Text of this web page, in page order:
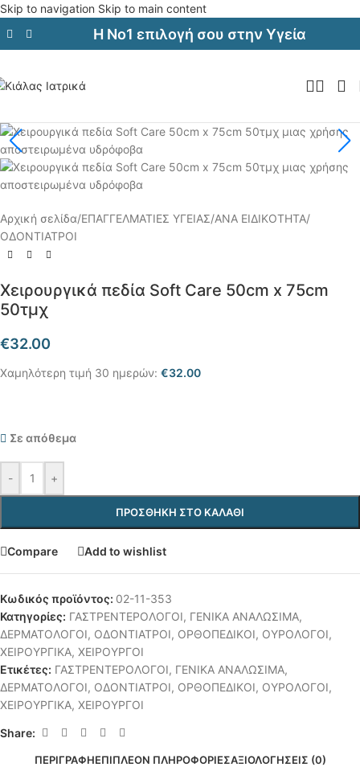
Skip to navigation Skip to main content
Η Νο1 επιλογή σου στην Υγεία
Αρχική σελίδα/ΕΠΑΓΓΕΛΜΑΤΙΕΣ ΥΓΕΙΑΣ/ΑΝΑ ΕΙΔΙΚΟΤΗΤΑ/
ΟΔΟΝΤΙΑΤΡΟΙ
Χειρουργικά πεδία Soft Care 50cm x 75cm
50τμχ
€32.00
Χαμηλότερη τιμή 30 ημερών: €32.00
Σε απόθεμα
- +
ΠΡΟΣΘΉΚΗ ΣΤΟ ΚΑΛΆΘΙ
Compare Add to wishlist
Κωδικός προϊόντος: 02-11-353
Κατηγορίες: ΓΑΣΤΡΕΝΤΕΡΟΛΟΓΟΙ, ΓΕΝΙΚΑ ΑΝΑΛΩΣΙΜΑ,
ΔΕΡΜΑΤΟΛΟΓΟΙ, ΟΔΟΝΤΙΑΤΡΟΙ, ΟΡΘΟΠΕΔΙΚΟΙ, ΟΥΡΟΛΟΓΟΙ,
ΧΕΙΡΟΥΡΓΙΚΑ, ΧΕΙΡΟΥΡΓΟΙ
Ετικέτες: ΓΑΣΤΡΕΝΤΕΡΟΛΟΓΟΙ, ΓΕΝΙΚΑ ΑΝΑΛΩΣΙΜΑ,
ΔΕΡΜΑΤΟΛΟΓΟΙ, ΟΔΟΝΤΙΑΤΡΟΙ, ΟΡΘΟΠΕΔΙΚΟΙ, ΟΥΡΟΛΟΓΟΙ,
ΧΕΙΡΟΥΡΓΙΚΑ, ΧΕΙΡΟΥΡΓΟΙ
Share:
ΠΕΡΙΓΡΑΦΉΕΠΙΠΛΈΟΝ ΠΛΗΡΟΦΟΡΊΕΣΑΞΙΟΛΟΓΉΣΕΙΣ (0)